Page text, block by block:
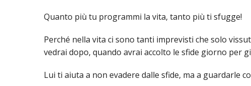
PASTORALE DELLA
PASTORALE DELLA
PASTORALE DELLE
PASTORALE
Quanto più tu programmi la vita, tanto più ti sfugge!
Perché nella vita ci sono tanti imprevisti che solo
vedrai dopo, quando avrai accolto le sfide giorno per
Lui ti aiuta a non evadere dalle sfide, ma a guardarle